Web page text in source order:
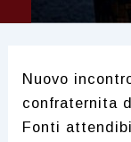
Nuovo
confraternita
Fonti